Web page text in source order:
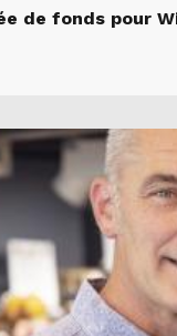
de fonds pour